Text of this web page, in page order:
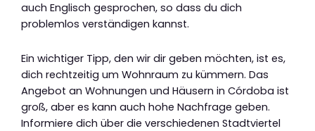
auch Englisch gesprochen, so dass du dich
problemlos verständigen kannst.
Ein wichtiger Tipp, den wir dir geben möchten, ist es,
dich rechtzeitig um Wohnraum zu kümmern. Das
Angebot an Wohnungen und Häusern in Córdoba ist
groß, aber es kann auch hohe Nachfrage geben.
Informiere dich über die verschiedenen Stadtviertel